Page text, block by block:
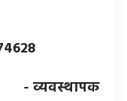
- व्यवस्थापक